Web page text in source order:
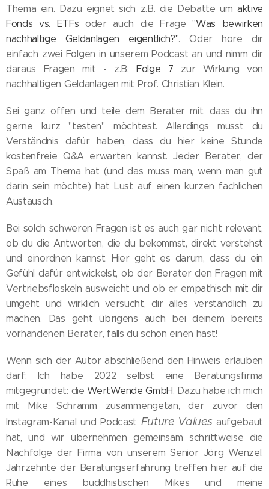
Thema ein. Dazu eignet sich z.B. die Debatte um aktive
Fonds vs. ETFs oder auch die Frage"Was bewirken
nachhaltige Geldanlagen eigentlich?". Oder höre dir
einfach zwei Folgen in unserem Podcast an und nimm dir
daraus Fragen mit - z.B.Folge 7 zur Wirkung von
nachhaltigen Geldanlagen mit Prof. Christian Klein.
Sei ganz offen und teile dem Berater mit, dass du ihn
gerne kurz "testen" möchtest. Allerdings musst du
Verständnis dafür haben, dass du hier keine Stunde
kostenfreie Q&A erwarten kannst. Jeder Berater, der
Spaß am Thema hat (und das muss man, wenn man gut
darin sein möchte) hat Lust auf einen kurzen fachlichen
Austausch.
Bei solch schweren Fragen ist es auch gar nicht relevant,
ob du die Antworten, die du bekommst, direkt verstehst
und einordnen kannst. Hier geht es darum, dass du ein
Gefühl dafür entwickelst, ob der Berater den Fragen mit
Vertriebsfloskeln ausweicht und ob er empathisch mit dir
umgeht und wirklich versucht, dir alles verständlich zu
machen. Das geht übrigens auch bei deinem bereits
vorhandenen Berater, falls du schon einen hast!
Wenn sich der Autor abschließend den Hinweis erlauben
darf: Ich habe 2022 selbst eine Beratungsfirma
mitgegründet: dieWertWende GmbH. Dazu habe ich mich
mit Mike Schramm zusammengetan, der zuvor den
Instagram-Kanal und Podcast Future Values aufgebaut
hat, und wir übernehmen gemeinsam schrittweise die
Nachfolge der Firma von unserem Senior Jörg Wenzel.
Jahrzehnte der Beratungserfahrung treffen hier auf die
Ruhe eines buddhistischen Mikes und meine